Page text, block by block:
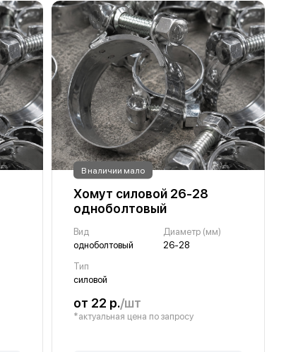
В наличии мало
Хомут силовой 26-28
одноболтовый
Вид
одноболтовый
Диаметр (мм)
26-28
Тип
силовой
от 22 р./шт
*актуальная цена по запросу